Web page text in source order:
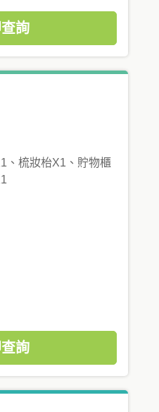
詢
、梳妝枱X1、貯物櫃
詢